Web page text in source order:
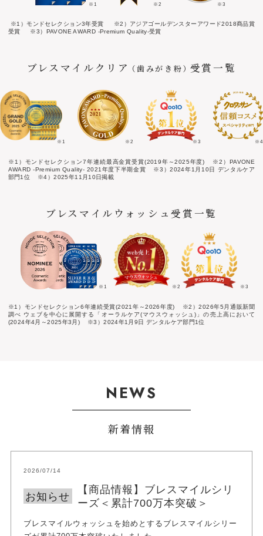
※1 ※2 ※3
※1）モンドセレクション3年受賞
※2）アジアゴールデンスターアワード2018商品賞
受賞
※3）PAVONE AWARD -Premium Quality-受賞
ブレスマイルクリア （歯みがき粉）受賞一覧
※1 ※2 ※3 ※4
※1）モンドセレクション7年連続最高金賞受賞(2019年～2025年度)
※2）PAVONE
AWARD -Premium Quality- 2021年度下半期金賞
※3）2024年1月10日 デンタルケア
部門1位
※4）2025年11月10日掲載
ブレスマイルウォッシュ受賞一覧
※1 ※2 ※3
※1）モンドセレクション6年連続受賞(2021年～2026年度)
※2）2026年5月通販新聞
調べ ウェブを中心に展開する「オーラルケア(マウスウォッシュ)」の売上高において
(2024年4月～2025年3月)
※3）2024年1月9日 デンタルケア部門1位
NEWS
新着情報
2026/07/14
お知らせ
【商品情報】ブレスマイルシリ
ーズ＜累計700万本突破＞
ブレスマイルウォッシュを始めとするブレスマイルシリー